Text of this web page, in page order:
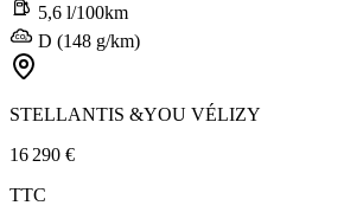
5,6 l/100km
D (148 g/km)
STELLANTIS &YOU VÉLIZY
16 290 €
TTC